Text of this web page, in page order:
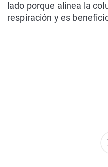
lado porque alinea la
respiración y es